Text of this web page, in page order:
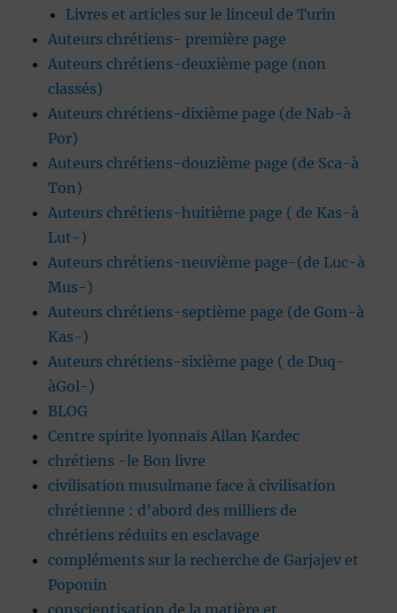
Livres et articles sur le linceul de Turin
Auteurs chrétiens- première page
Auteurs chrétiens-deuxième page (non
classés)
Auteurs chrétiens-dixième page (de Nab-à
Por)
Auteurs chrétiens-douzième page (de Sca-à
Ton)
Auteurs chrétiens-huitième page ( de Kas-à
Lut-)
Auteurs chrétiens-neuvième page-(de Luc-à
Mus-)
Auteurs chrétiens-septième page (de Gom-à
Kas-)
Auteurs chrétiens-sixième page ( de Duq-
àGol-)
BLOG
Centre spirite lyonnais Allan Kardec
chrétiens -le Bon livre
civilisation musulmane face à civilisation
chrétienne : d’abord des milliers de
chrétiens réduits en esclavage
compléments sur la recherche de Garjajev et
Poponin